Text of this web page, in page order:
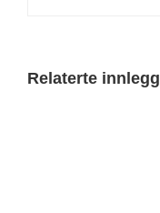
Relaterte innlegg